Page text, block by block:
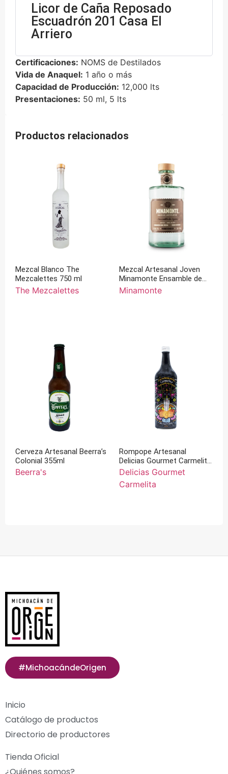
Licor de Caña Reposado
Escuadrón 201 Casa El
Arriero
Certificaciones: NOMS de Destilados
Vida de Anaquel: 1 año o más
Capacidad de Producción: 12,000 lts
Presentaciones: 50 ml, 5 lts
Productos relacionados
Mezcal Blanco The
Mezcalettes 750 ml
The Mezcalettes
Mezcal Artesanal Joven
Minamonte Ensamble de
Agave 750 ml
Minamonte
Cerveza Artesanal Beerra’s
Colonial 355ml
Beerra's
Rompope Artesanal
Delicias Gourmet Carmelita
1 L
Delicias Gourmet
Carmelita
#MichoacándeOrigen
Inicio
Catálogo de productos
Directorio de productores
Tienda Oficial